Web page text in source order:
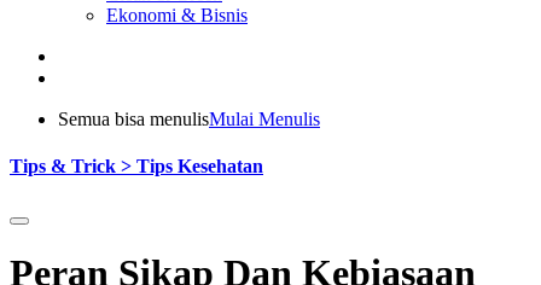
Ekonomi & Bisnis
Semua bisa menulisMulai Menulis
Tips & Trick > Tips Kesehatan
Peran Sikap Dan Kebiasaan